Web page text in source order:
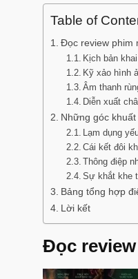
Table of
Đọc review phim
Kịch bản
Kỹ xảo hình
Âm thanh
Diễn xuất
Những góc
Lạm dụng
Cái kết đôi
Thông điệp
Sự khắt khe
Bảng tổng hợp
Lời kết
Đọc